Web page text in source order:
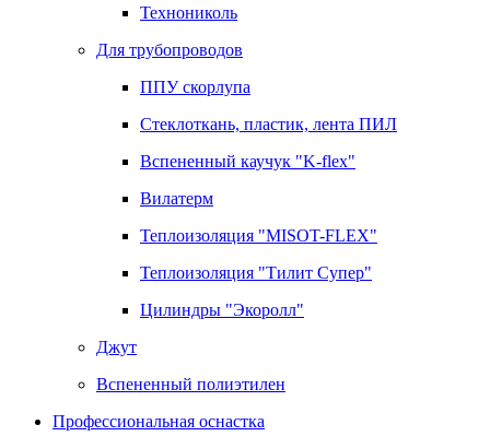
Технониколь
Для трубопроводов
ППУ скорлупа
Стеклоткань, пластик, лента ПИЛ
Вспененный каучук "K-flex"
Вилатерм
Теплоизоляция "MISOT-FLEX"
Теплоизоляция "Тилит Супер"
Цилиндры "Экоролл"
Джут
Вспененный полиэтилен
Профессиональная оснастка